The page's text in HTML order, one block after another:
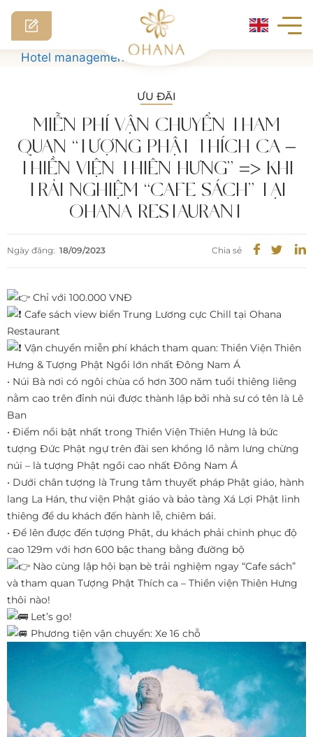
SkipHotel management software
ƯU ĐÃI
MIỄN PHÍ VẬN CHUYỂN THAM
QUAN “TƯỢNG PHẬT THÍCH CA –
THIỀN VIỆN THIÊN HƯNG” => KHI
TRẢI NGHIỆM “CAFE SÁCH” TẠI
OHANA RESTAURANT
Ngày đăng: 18/09/2023 Chia sẻ
Chỉ với 100.000 VNĐ
Cafe sách view biển Trung Lương cực Chill tại Ohana
Restaurant
Vận chuyển miễn phí khách tham quan: Thiền Viện Thiên
Hưng & Tượng Phật Ngồi lớn nhất Đông Nam Á
• Núi Bà nơi có ngôi chùa cổ hơn 300 năm tuổi thiêng liêng
nằm cao trên đỉnh núi được thành lập bởi nhà sư có tên là Lê
Ban
• Điểm nổi bật nhất trong Thiền Viện Thiên Hưng là bức
tượng Đức Phật ngự trên đài sen khổng lồ nằm lưng chừng
núi – là tượng Phật ngồi cao nhất Đông Nam Á
• Dưới chân tượng là Trung tâm thuyết pháp Phật giáo, hành
lang La Hán, thư viện Phật giáo và bảo tàng Xá Lợi Phật linh
thiêng để du khách đến hành lễ, chiêm bái.
• Để lên được đến tượng Phật, du khách phải chinh phục độ
cao 129m với hơn 600 bậc thang bằng đường bộ
Nào cùng lập hội bạn bè trải nghiệm ngay “Cafe sách”
và tham quan Tượng Phật Thích ca – Thiền viện Thiên Hưng
thôi nào!
Let’s go!
Phương tiện vận chuyển: Xe 16 chỗ